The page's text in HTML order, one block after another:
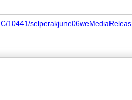
10441/selperakjune06weMediaReleas